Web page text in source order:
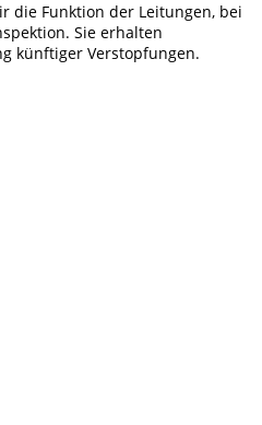
die Funktion der Leitungen, bei
Sie erhalten
künftiger Verstopfungen.